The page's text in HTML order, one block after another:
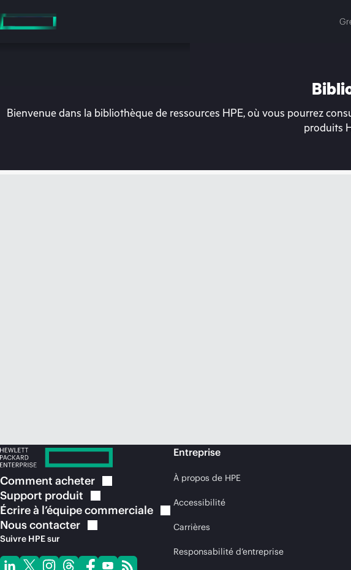
au
contenu
Votre
Bienvenue dans la bibliothèque de ressources HPE, où vous pourrez
produits
Comment acheter
Support produit
Écrire à l’équipecommerciale
Nouscontacter
Suivre HPE sur
Entreprise
À propos de HPE
Accessibilité
Carrières
Responsabilité d’entreprise